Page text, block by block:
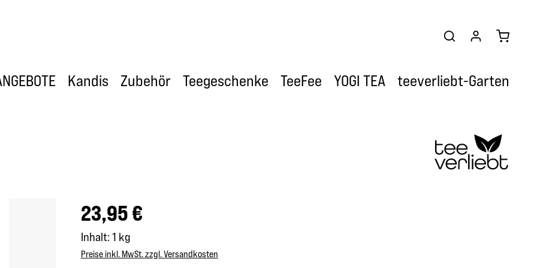
Kandis Zubehör Teegeschenke TeeFee YOGI TEA teeverliebt-Garten
Regulärer Preis:
23,95 €
Inhalt: 1 kg
Preise inkl. MwSt. zzgl. Versandkosten